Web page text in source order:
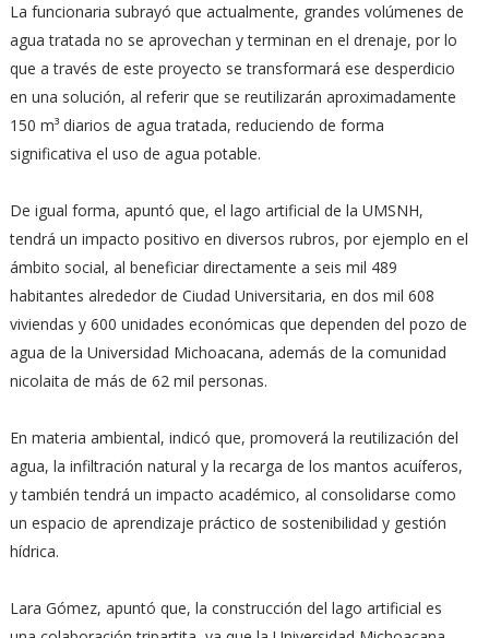
La funcionaria subrayó que actualmente, grandes volúmenes de
agua tratada no se aprovechan y terminan en el drenaje, por lo
que a través de este proyecto se transformará ese desperdicio
en una solución, al referir que se reutilizarán aproximadamente
150 m³ diarios de agua tratada, reduciendo de forma
significativa el uso de agua potable.
De igual forma, apuntó que, el lago artificial de la UMSNH,
tendrá un impacto positivo en diversos rubros, por ejemplo en el
ámbito social, al beneficiar directamente a seis mil 489
habitantes alrededor de Ciudad Universitaria, en dos mil 608
viviendas y 600 unidades económicas que dependen del pozo de
agua de la Universidad Michoacana, además de la comunidad
nicolaita de más de 62 mil personas.
En materia ambiental, indicó que, promoverá la reutilización del
agua, la infiltración natural y la recarga de los mantos acuíferos,
y también tendrá un impacto académico, al consolidarse como
un espacio de aprendizaje práctico de sostenibilidad y gestión
hídrica.
Lara Gómez, apuntó que, la construcción del lago artificial es